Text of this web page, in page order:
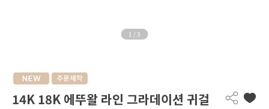
1 / 3
14K 18K 에뚜왈 라인 그라데이션 귀걸